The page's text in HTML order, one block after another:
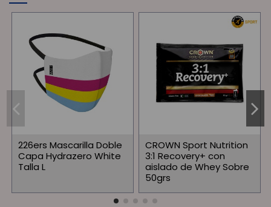
226ers Mascarilla Doble
Capa Hydrazero White
Talla L
CROWN Sport Nutrition
3:1 Recovery+ con
aislado de Whey Sobre
50grs